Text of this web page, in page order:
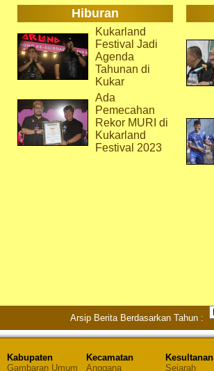
Hiburan
Kukarland
Festival Jadi
Agenda
Tahunan di
Kukar
Ada
Pemecahan
Rekor MURI di
Kukarland
Festival 2023
Arsip Berita Berdasarkan Tahun :
Kabupaten
Gambaran Umum
Kecamatan
Anggana
Kesultanan
Sejarah